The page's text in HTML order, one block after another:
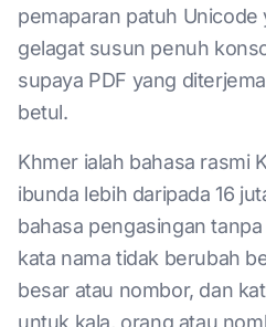
pemaparan patuh Unicode
gelagat susun penuh
supaya PDF yang
betul.
Khmer ialah bahasa rasmi
ibunda lebih daripada 16
bahasa pengasingan
kata nama tidak berubah
besar atau nombor, dan
untuk kala, orang atau